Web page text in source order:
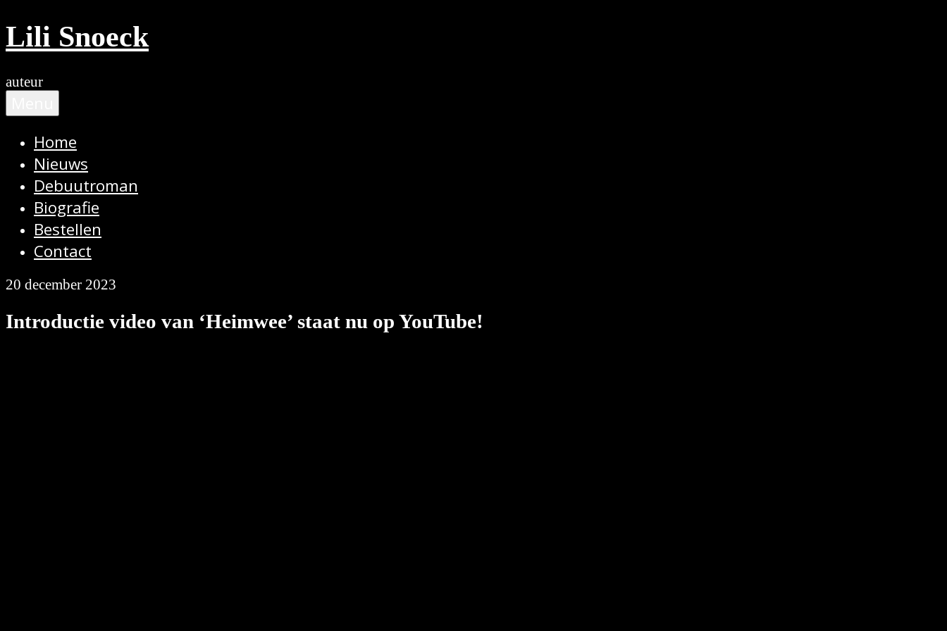
Ga
naar
inhoud
Lili Snoeck
auteur
Home
Nieuws
Debuutroman
Biografie
Bestellen
Contact
20 december 2023
Introductie video van ‘Heimwee’ staat nu op YouTube!